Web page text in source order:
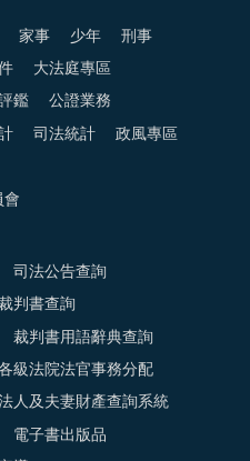
家事 少年 刑事
大法庭專區
鑑 公證業務
司法統計 政風專區
會
司法公告查詢
判書查詢
裁判書用語辭典查詢
級法院法官事務分配
人及夫妻財產查詢系統
電子書出版品